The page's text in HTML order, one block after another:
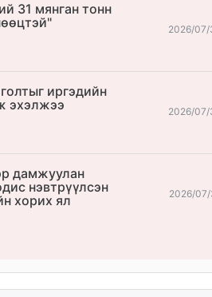
31 мянган тонн
2026/07/
иргэдийн
эхэлжээ
2026/07/
дамжуулан
нэвтрүүлсэн
хорих ял
2026/07/